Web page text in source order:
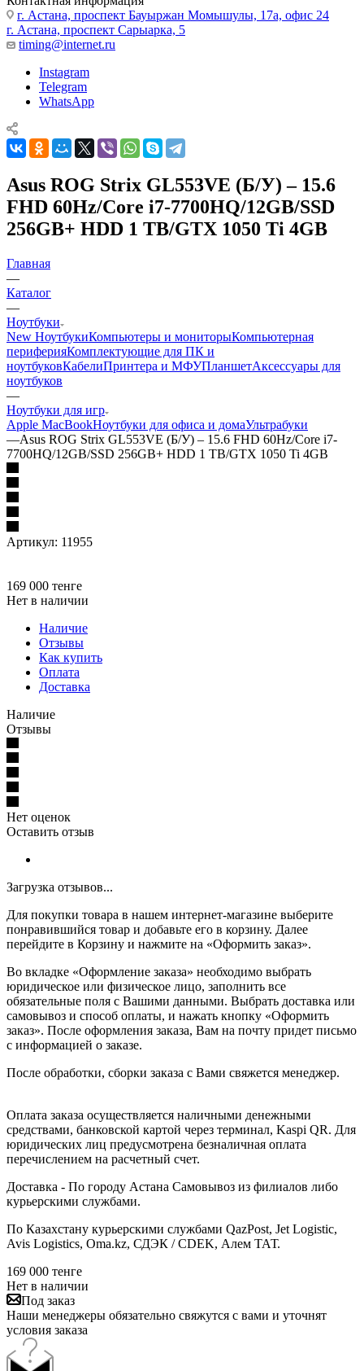
г. Астана, проспект Бауыржан Момышулы, 17а, офис 24
г. Астана, проспект Сарыарка, 5
timing@internet.ru
Instagram
Telegram
WhatsApp
Asus ROG Strix GL553VE (Б/У) – 15.6
FHD 60Hz/Core i7-7700HQ/12GB/SSD
256GB+ HDD 1 TB/GTX 1050 Ti 4GB
Главная
—
Каталог
—
Ноутбуки
New НоутбукиКомпьютеры и мониторыКомпьютерная
периферияКомплектующие для ПК и
ноутбуковКабелиПринтера и МФУПланшетАксессуары для
ноутбуков
—
Ноутбуки для игр
Apple MacBookНоутбуки для офиса и домаУльтрабуки
—Asus ROG Strix GL553VE (Б/У) – 15.6 FHD 60Hz/Core i7-
7700HQ/12GB/SSD 256GB+ HDD 1 TB/GTX 1050 Ti 4GB
Артикул: 11955
169 000 тенге
Нет в наличии
Наличие
Отзывы
Как купить
Оплата
Доставка
Наличие
Отзывы
Нет оценок
Оставить отзыв
Загрузка отзывов...
Для покупки товара в нашем интернет-магазине выберите
понравившийся товар и добавьте его в корзину. Далее
перейдите в Корзину и нажмите на «Оформить заказ».
Во вкладке «Оформление заказа» необходимо выбрать
юридическое или физическое лицо, заполнить все
обязательные поля с Вашими данными. Выбрать доставка или
самовывоз и способ оплаты, и нажать кнопку «Оформить
заказ». После оформления заказа, Вам на почту придет письмо
с информацией о заказе.
После обработки, сборки заказа с Вами свяжется менеджер.
Оплата заказа осуществляется наличными денежными
средствами, банковской картой через терминал, Kaspi QR. Для
юридических лиц предусмотрена безналичная оплата
перечислением на расчетный счет.
Доставка - По городу Астана Самовывоз из филиалов либо
курьерскими службами.
По Казахстану курьерскими службами QazPost, Jet Logistic,
Avis Logistics, Oma.kz, СДЭК / CDEK, Алем ТАТ.
169 000 тенге
Нет в наличии
Под заказ
Наши менеджеры обязательно свяжутся с вами и уточнят
условия заказа